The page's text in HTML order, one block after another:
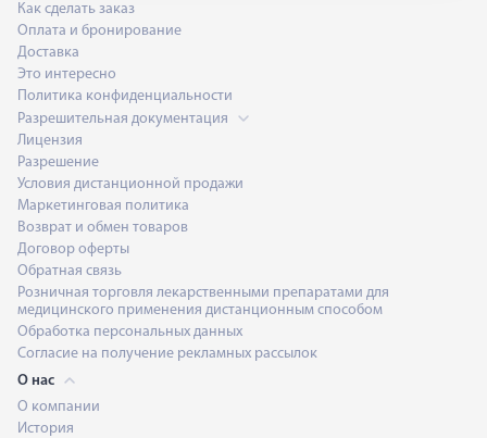
Как сделать заказ
Оплата и бронирование
Доставка
Это интересно
Политика конфиденциальности
Разрешительная документация
Лицензия
Разрешение
Условия дистанционной продажи
Маркетинговая политика
Возврат и обмен товаров
Договор оферты
Обратная связь
Розничная торговля лекарственными препаратами для
медицинского применения дистанционным способом
Обработка персональных данных
Согласие на получение рекламных рассылок
О нас
О компании
История